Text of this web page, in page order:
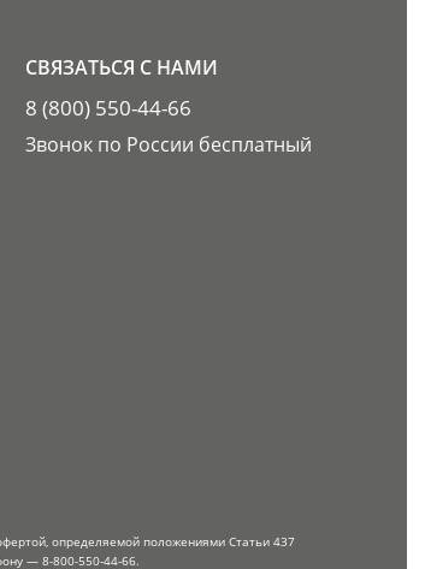
СВЯЗАТЬСЯ С НАМИ
8 (800) 550-44-66
Звонок по России бесплатный
определяемой положениями Статьи 437
— 8-800-550-44-66.